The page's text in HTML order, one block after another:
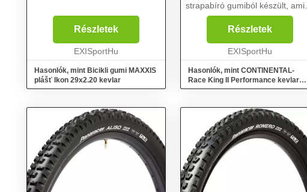
Részletek
EXISportHu
Hasonlók, mint Bicikli gumi MAXXIS
plášť Ikon 29x2.20 kevlar
strapabíró gumiból készült, ami
biztosítja a tartósságát és a nagy
ellenállást. A cyclo abroncs a
PureGrip keveréket használja az
extrém tapad...
Részletek
EXISportHu
Hasonlók, mint CONTINENTAL-
Race King II Performance kevlar
29x2,2 Fekete